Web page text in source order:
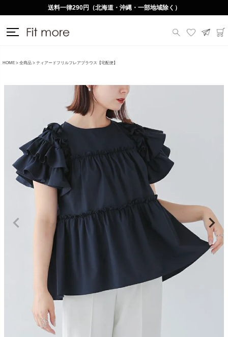
送料一律290円（北海道・沖縄・一部地域除く）
HOME 全商品 ティアードフリルフレアブラウス【宅配便】